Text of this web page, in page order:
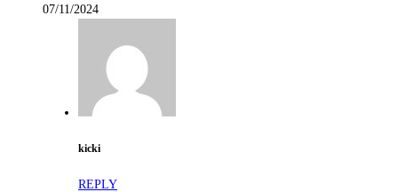
07/11/2024
kicki
REPLY